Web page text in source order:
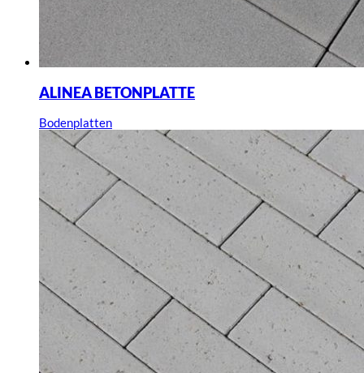
ALINEA BETONPLATTE
Bodenplatten